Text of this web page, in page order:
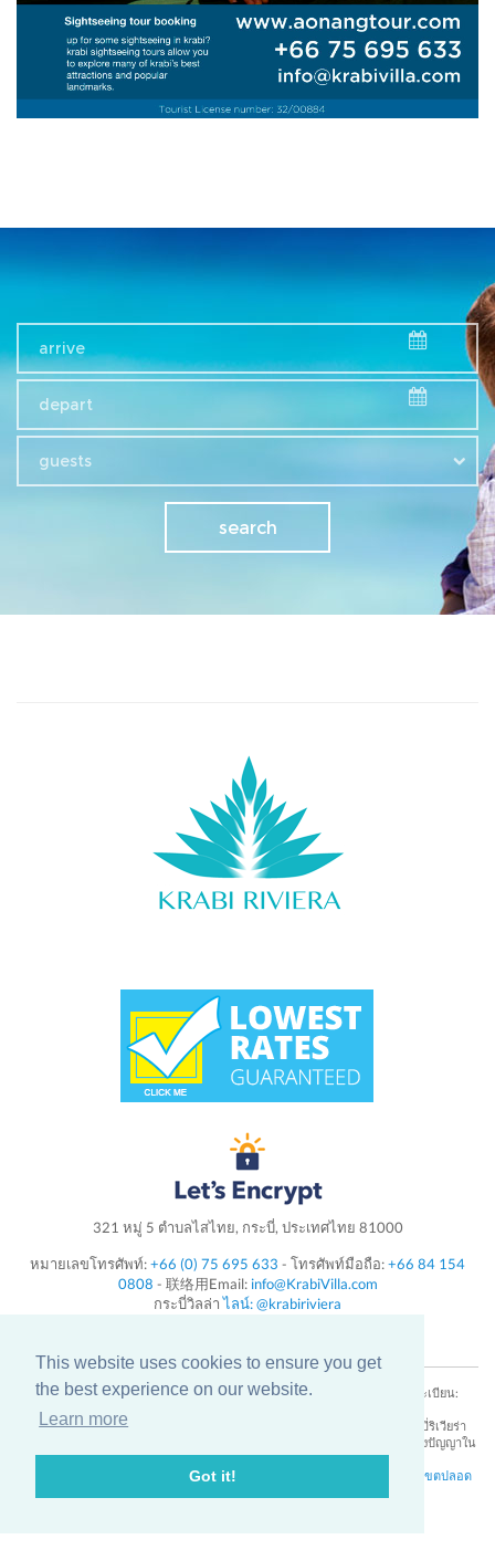
This website uses cookies to ensure you get
the best experience on our website.
Learn more
Got it!
guests
search
321 หมู่ 5 ตำบลไสไทย, กระบี่, ประเทศไทย 81000
หมายเลขโทรศัพท์:+66 (0) 75 695 633 - โทรศัพท์มือถือ:+66 84 154
0808 - 联络用Email: info@KrabiVilla.com
กระบี่วิลล่าไลน์: @krabiriviera
กระบี่ริเวียร่าเลขทะเบียนภาษีและภาษีมูลค่าเพิ่ม: 0815555000165 - ทุนจดทะเบียน:
กระบี่ริเวียร่ากระบี่วิลล่าและโลโก้เป็นเครื่องหมายการค้าจดทะเบียนของกระบี่ริเวียร่า
วิลล่ากระบี่ จำกัด ใบรับรองการลงทะเบียนเลขที่ SM59173 ยื่นที่กรมทรัพย์สินทางปัญญาใน
ประเทศไทย
ข้อมูลเครื่องหมายการค้าของกระบี่วิลล่า:
เขตปลอด